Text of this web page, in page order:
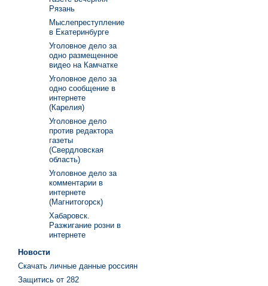
Рязань
Мыслепреступление
в Екатеринбурге
Уголовное дело за
одно размещенное
видео на Камчатке
Уголовное дело за
одно сообщение в
интернете
(Карелия)
Уголовное дело
против редактора
газеты
(Свердловская
область)
Уголовное дело за
комментарии в
интернете
(Магнитогорск)
Хабаровск.
Разжигание розни в
интернете
Новости
Скачать личные данные россиян
Защитись от 282